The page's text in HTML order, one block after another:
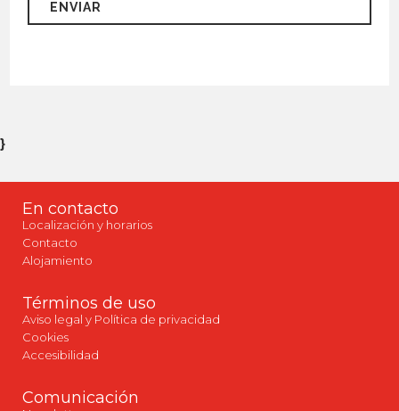
}
En contacto
Localización y horarios
Contacto
Alojamiento
Términos de uso
Aviso legal y Política de privacidad
Cookies
Accesibilidad
Comunicación